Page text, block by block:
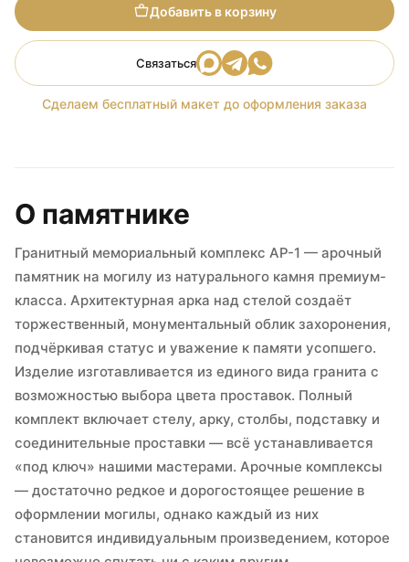
Добавить в корзину
Связаться
Сделаем бесплатный макет до оформления заказа
О памятнике
Гранитный мемориальный комплекс АР-1 — арочный
памятник на могилу из натурального камня премиум-
класса. Архитектурная арка над стелой создаёт
торжественный, монументальный облик захоронения,
подчёркивая статус и уважение к памяти усопшего.
Изделие изготавливается из единого вида гранита с
возможностью выбора цвета проставок. Полный
комплект включает стелу, арку, столбы, подставку и
соединительные проставки — всё устанавливается
«под ключ» нашими мастерами. Арочные комплексы
— достаточно редкое и дорогостоящее решение в
оформлении могилы, однако каждый из них
становится индивидуальным произведением, которое